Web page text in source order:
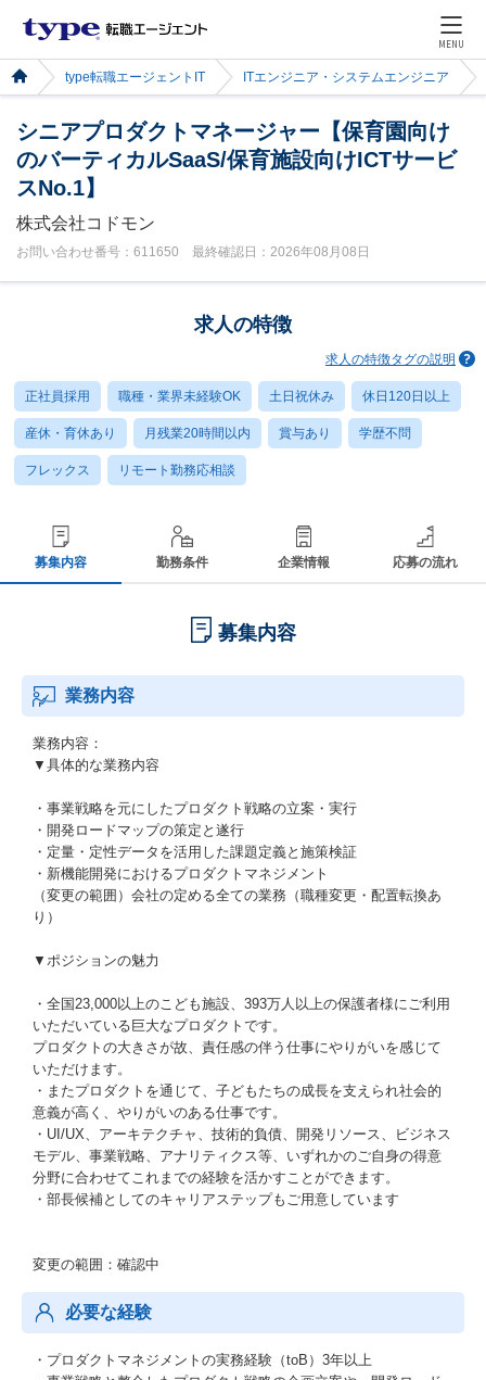
MENU
type転職エージェントIT ITエンジニア・システムエンジニア
シニアプロダクトマネージャー【保育園向け
のバーティカルSaaS/保育施設向けICTサービ
スNo.1】
株式会社コドモン
お問い合わせ番号：611650 最終確認日：2026年08月08日
求人の特徴
求人の特徴タグの説明
正社員採用 職種・業界未経験OK 土日祝休み 休日120日以上
産休・育休あり 月残業20時間以内 賞与あり 学歴不問
フレックス リモート勤務応相談
募集内容 勤務条件 企業情報 応募の流れ
募集内容
業務内容
業務内容：
▼具体的な業務内容
・事業戦略を元にしたプロダクト戦略の立案・実行
・開発ロードマップの策定と遂行
・定量・定性データを活用した課題定義と施策検証
・新機能開発におけるプロダクトマネジメント
（変更の範囲）会社の定める全ての業務（職種変更・配置転換あ
り）
▼ポジションの魅力
・全国23,000以上のこども施設、393万人以上の保護者様にご利用
いただいている巨大なプロダクトです。
プロダクトの大きさが故、責任感の伴う仕事にやりがいを感じて
いただけます。
・またプロダクトを通じて、子どもたちの成長を支えられ社会的
意義が高く、やりがいのある仕事です。
・UI/UX、アーキテクチャ、技術的負債、開発リソース、ビジネス
モデル、事業戦略、アナリティクス等、いずれかのご自身の得意
分野に合わせてこれまでの経験を活かすことができます。
・部長候補としてのキャリアステップもご用意しています
変更の範囲：確認中
必要な経験
・プロダクトマネジメントの実務経験（toB）3年以上